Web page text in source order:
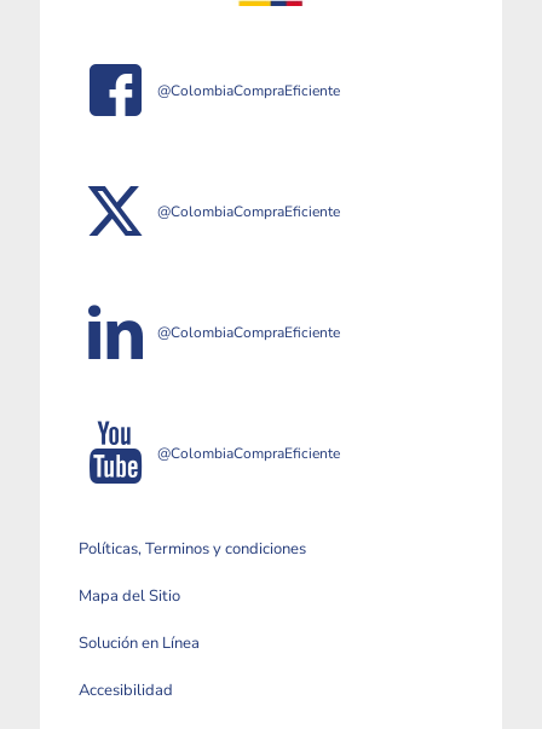
@ColombiaCompraEficiente
@ColombiaCompraEficiente
@ColombiaCompraEficiente
@ColombiaCompraEficiente
Políticas, Terminos y condiciones
Mapa del Sitio
Solución en Línea
Accesibilidad